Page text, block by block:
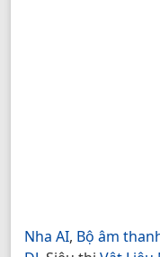
Nha AI, Bộ âm